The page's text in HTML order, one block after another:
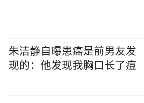
朱洁静自曝患癌是前男友发
现的：他发现我胸口长了痘